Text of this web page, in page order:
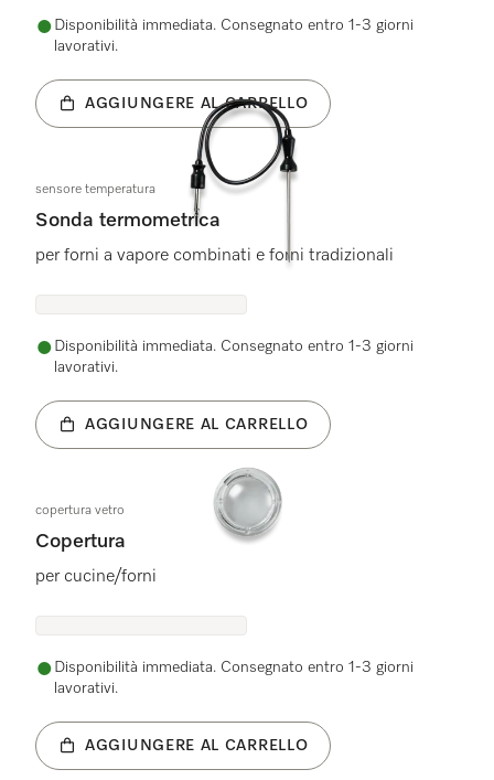
Disponibilità immediata. Consegnato entro 1-3 giorni
lavorativi.
AGGIUNGERE AL CARRELLO
sensore temperatura
Sonda termometrica
per forni a vapore combinati e forni tradizionali
Disponibilità immediata. Consegnato entro 1-3 giorni
lavorativi.
AGGIUNGERE AL CARRELLO
copertura vetro
Copertura
per cucine/forni
Disponibilità immediata. Consegnato entro 1-3 giorni
lavorativi.
AGGIUNGERE AL CARRELLO